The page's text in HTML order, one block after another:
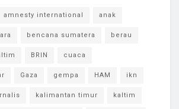
amnesty international anak
bencana sumatera berau
BRIN cuaca
Gaza gempa HAM ikn
kalimantan timur kaltim